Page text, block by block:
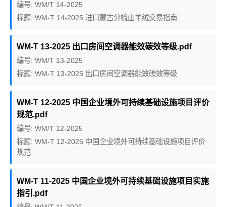
编号: WM/T 14-2025
标题: WM-T 14-2025 进口蒙古分梳山羊绒交易指南
WM-T 13-2025 出口房间空调器能效碳效等级.pdf
编号: WM/T 13-2025
标题: WM-T 13-2025 出口房间空调器能效碳效等级
WM-T 12-2025 中国企业境外可持续基础设施项目评价
规范.pdf
编号: WM/T 12-2025
标题: WM-T 12-2025 中国企业境外可持续基础设施项目评价
规范
WM-T 11-2025 中国企业境外可持续基础设施项目实施
指引.pdf